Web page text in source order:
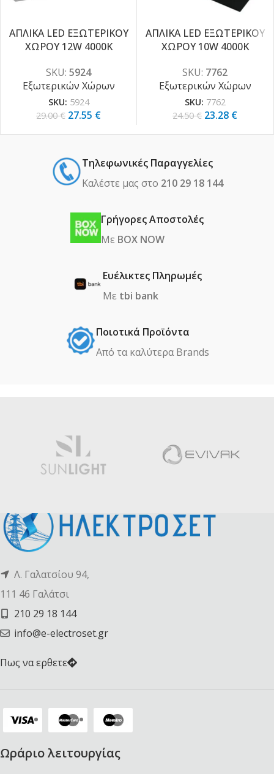
-5%
ΑΠΛΙΚΑ LED ΕΞΩΤΕΡΙΚΟΥ
ΧΩΡΟΥ 12W 4000K
SKU: 5924
Εξωτερικών Χώρων
SKU: 5924
29.00€ 27.55 €
-5%
ΑΠΛΙΚΑ LED ΕΞΩΤΕΡΙΚΟΥ
ΧΩΡΟΥ 10W 4000K
SKU: 7762
Εξωτερικών Χώρων
SKU: 7762
24.50€ 23.28 €
Τηλεφωνικές Παραγγελίες
Καλέστε μας στο 210 29 18 144
Γρήγορες Αποστολές
Με BOX NOW
Ευέλικτες Πληρωμές
Με tbi bank
Ποιοτικά Προϊόντα
Από τα καλύτερα Βrands
Λ. Γαλατσίου 94,
111 46 Γαλάτσι
210 29 18 144
info@e-electroset.gr
Πως να ερθετε
Ωράριο λειτουργίας